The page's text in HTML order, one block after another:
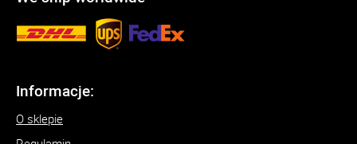
Informacje:
O sklepie